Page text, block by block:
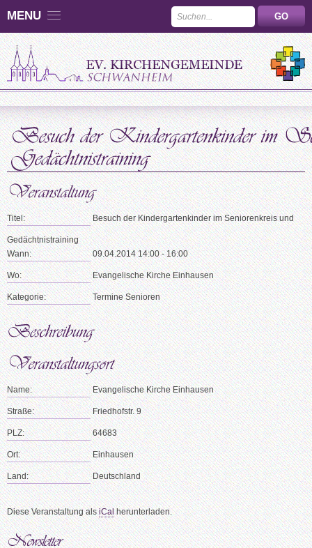
MENU
Titel: Besuch der Kindergartenkinder im Seniorenkreis und
Gedächtnistraining
Wann:
09.04.2014 14:00 - 16:00
Wo: Evangelische Kirche Einhausen
Kategorie: Termine Senioren
Name: Evangelische Kirche Einhausen
Straße: Friedhofstr. 9
PLZ: 64683
Ort: Einhausen
Land: Deutschland
Diese Veranstaltung alsiCalherunterladen.